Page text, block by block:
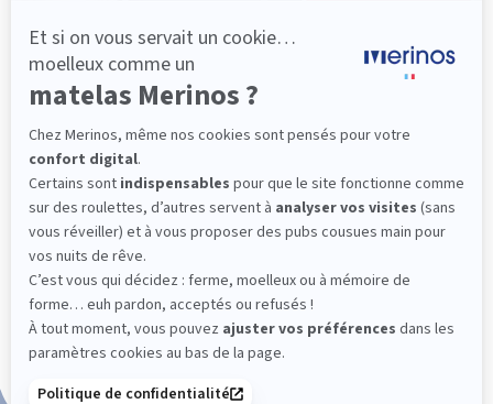
Marque Française
Service client à votre écoute
Paiement en 3x ou 4x sans frais